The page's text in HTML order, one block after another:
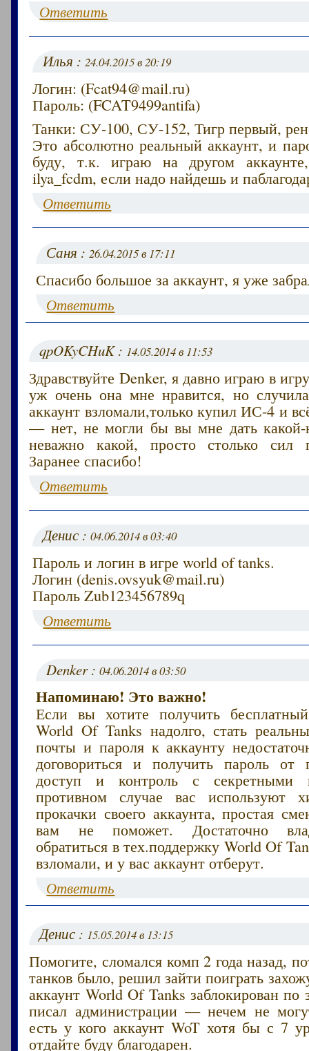
Ответить
Илья :24.04.2015 в 20:19
Логин: (Fcat94@mail.ru)
Пароль: (FCAT9499antifa)
Танки: СУ-100, СУ-152, Тигр первый,
Это абсолютно реальный аккаунт, и
буду, т.к. играю на другом
ilya_fcdm, если надо найдешь и
Ответить
Саня :26.04.2015 в 17:11
Спасибо большое за аккаунт, я уже
Ответить
qpOKyCHuK : 14.05.2014 в 11:53
Здравствуйте Denker, я давно играю в
уж очень она мне нравится, но
аккаунт взломали,только купил ИС-4 и
— нет, не могли бы вы мне дать какой-
неважно какой, просто столько сил
Заранее спасибо!
Ответить
Денис :04.06.2014 в 03:40
Пароль и логин в игре world of tanks.
Логин (denis.ovsyuk@mail.ru)
Пароль Zub123456789q
Ответить
Denker :04.06.2014 в 03:50
Напоминаю! Это важно!
Если вы хотите получить
World Of Tanks надолго, стать
почты и пароля к аккаунту
договориться и получить пароль
доступ и контроль с секретными
противном случае вас используют
прокачки своего аккаунта, простая
вам не поможет. Достаточно
обратиться в тех.поддержку World Of
взломали, и у вас аккаунт отберут.
Ответить
Денис : 15.05.2014 в 13:15
Помогите, сломался комп 2 года назад,
танков было, решил зайти поиграть
аккаунт World Of Tanks заблокирован по
писал администрации — нечем не
есть у кого аккаунт WoT хотя бы с 7
отдайте буду благодарен.